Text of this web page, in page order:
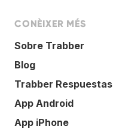
CONÈIXER MÉS
Sobre Trabber
Blog
Trabber Respuestas
App Android
App iPhone